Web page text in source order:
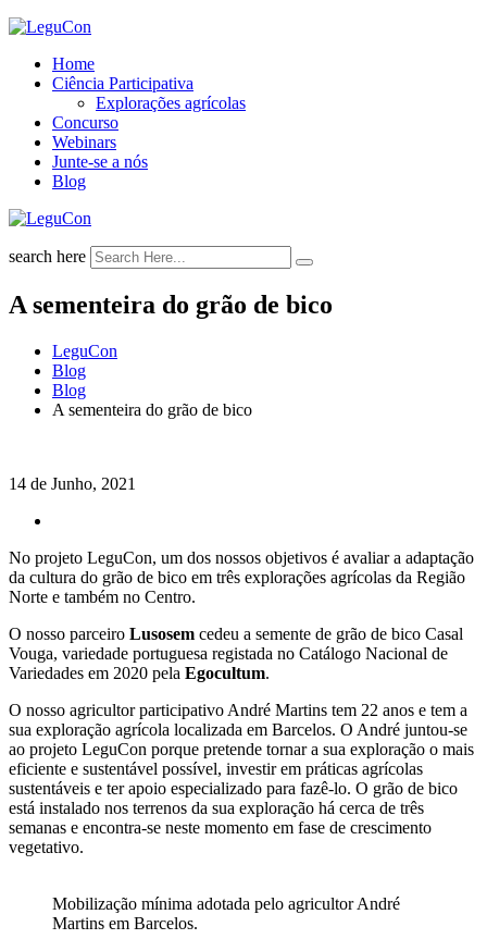
Skip
contentHome
Ciência Participativa
Explorações agrícolas
Concurso
Webinars
Junte-se a nós
Blog
search here
A sementeira do grão de bico
LeguCon
Blog
Blog
A sementeira do grão de bico
14 de Junho, 2021
No projeto LeguCon, um dos nossos objetivos é avaliar a adaptação
da cultura do grão de bico em três explorações agrícolas da Região
Norte e também no Centro.
O nosso parceiro Lusosem cedeu a semente de grão de bico Casal
Vouga, variedade portuguesa registada no Catálogo Nacional de
Variedades em 2020 pela Egocultum.
O nosso agricultor participativo André Martins tem 22 anos e tem a
sua exploração agrícola localizada em Barcelos. O André juntou-se
ao projeto LeguCon porque pretende tornar a sua exploração o mais
eficiente e sustentável possível, investir em práticas agrícolas
sustentáveis e ter apoio especializado para fazê-lo. O grão de bico
está instalado nos terrenos da sua exploração há cerca de três
semanas e encontra-se neste momento em fase de crescimento
vegetativo.
Mobilização mínima adotada pelo agricultor André
Martins em Barcelos.